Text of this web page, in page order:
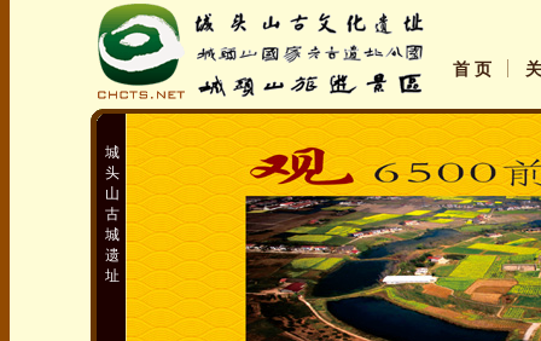
首 页
城
头
山
古
城
遗
址